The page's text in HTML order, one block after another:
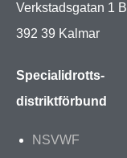
Verkstadsgatan 1 B
392 39 Kalmar
Specialidrotts-
distriktförbund
NSVWF